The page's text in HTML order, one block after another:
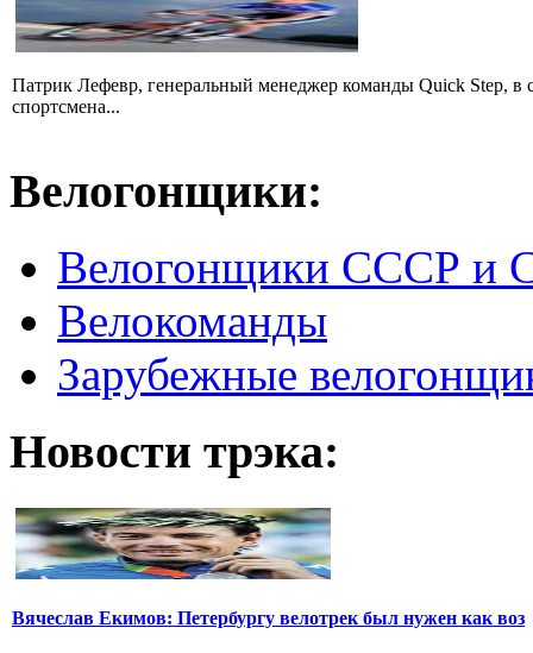
Патрик Лефевр, генеральный менеджер команды Quick Step, в
спортсмена...
Велогонщики:
Велогонщики СССР и
Велокоманды
Зарубежные
Новости трэка:
Вячеслав Екимов: Петербургу велотрек был нужен как воз